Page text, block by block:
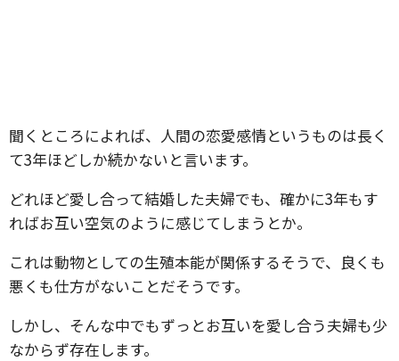
聞くところによれば、人間の恋愛感情というものは長く
て3年ほどしか続かないと言います。
どれほど愛し合って結婚した夫婦でも、確かに3年もす
ればお互い空気のように感じてしまうとか。
これは動物としての生殖本能が関係するそうで、良くも
悪くも仕方がないことだそうです。
しかし、そんな中でもずっとお互いを愛し合う夫婦も少
なからず存在します。